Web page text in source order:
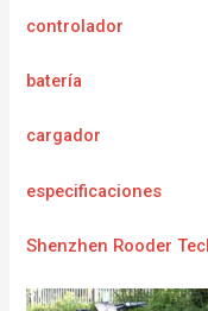
controlador
batería
cargador
especificaciones
Shenzhen Rooder